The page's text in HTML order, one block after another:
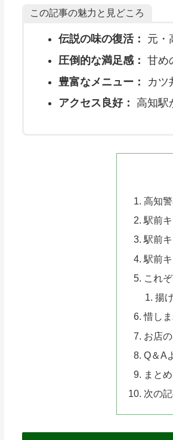
この記事の魅力と見どころ
伝説の味の復活：
元・
圧倒的な満足感： 甘め
豊富なメニュー：
カツ
アクセス良好：
高知駅
高知
駅前
駅前
駅前
これ
揚
惜し
お店
Q＆A
まとめ
次の